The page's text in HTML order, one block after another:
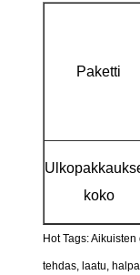
Paketti
koko
Hot Tags:
tehdas, laatu,